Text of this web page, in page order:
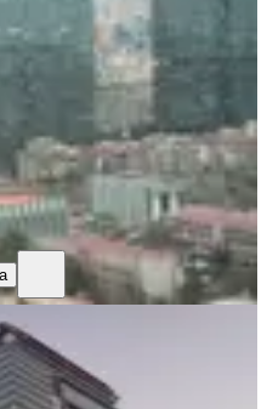
Mahallesi
· 30.03.2026
Platin Tower Da
Manzaralı 390 M2
Ofis Plaza Katı